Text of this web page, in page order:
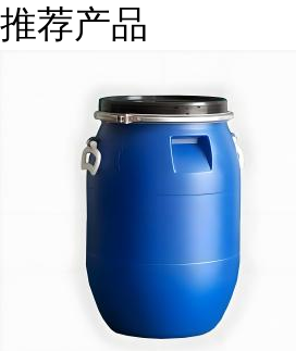
推荐产品